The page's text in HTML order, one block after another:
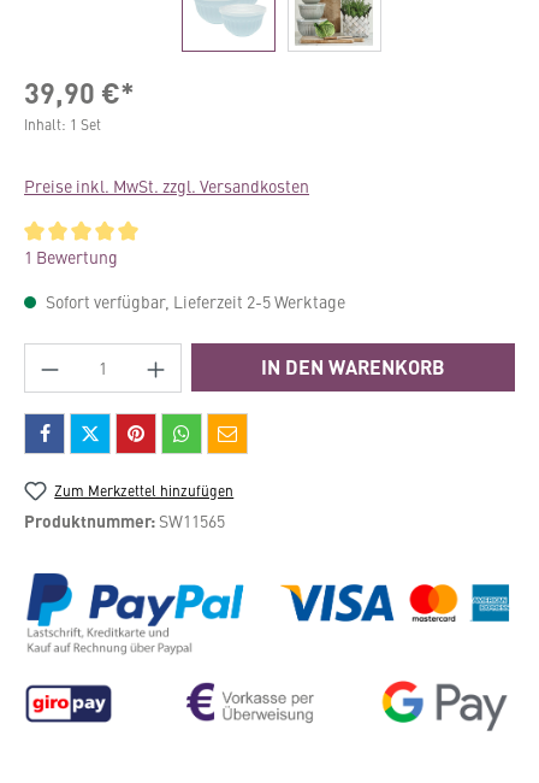
39,90 €*
Inhalt: 1 Set
Preise inkl. MwSt. zzgl. Versandkosten
Durchschnittliche Bewertung von 5 von 5 Sternen
1 Bewertung
Sofort verfügbar, Lieferzeit 2-5 Werktage
Produkt Anzahl: Gib den gewünschten
IN DEN WARENKORB
Zum Merkzettel hinzufügen
Produktnummer: SW11565